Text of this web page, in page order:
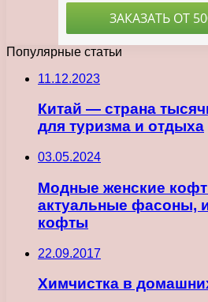
Популярные статьи
11.12.2023
Китай — страна
для туризма и отдыха
03.05.2024
Модные женские
актуальные фасоны,
кофты
22.09.2017
Химчистка в